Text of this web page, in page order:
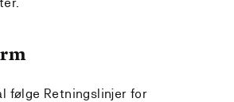
følge Retningslinjer for